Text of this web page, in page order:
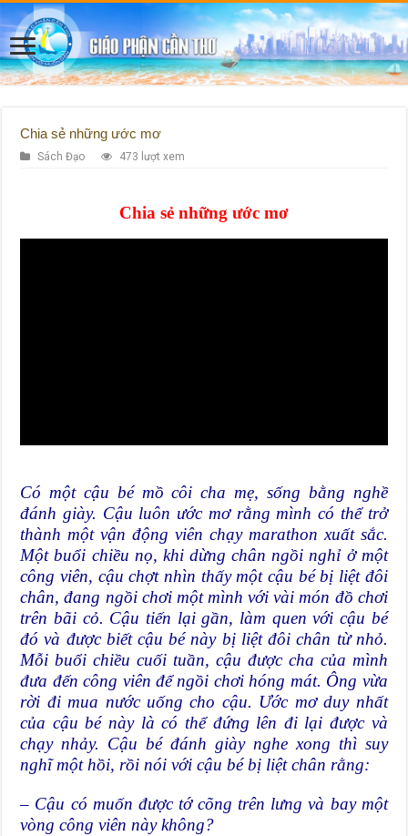
Chia sẻ những ước mơ
Sách Đạo 473 lượt xem
Chia sẻ những ước mơ
Có một cậu bé mồ côi cha mẹ, sống bằng nghề
đánh giày. Cậu luôn ước mơ rằng mình có thể trở
thành một vận động viên chạy marathon xuất sắc.
Một buổi chiều nọ, khi dừng chân ngồi nghỉ ở một
công viên, cậu chợt nhìn thấy một cậu bé bị liệt đôi
chân, đang ngồi chơi một mình với vài món đồ chơi
trên bãi cỏ. Cậu tiến lại gần, làm quen với cậu bé
đó và được biết cậu bé này bị liệt đôi chân từ nhỏ.
Mỗi buổi chiều cuối tuần, cậu được cha của mình
đưa đến công viên để ngồi chơi hóng mát. Ông vừa
rời đi mua nước uống cho cậu. Ước mơ duy nhất
của cậu bé này là có thể đứng lên đi lại được và
chạy nhảy. Cậu bé đánh giày nghe xong thì suy
nghĩ một hồi, rồi nói với cậu bé bị liệt chân rằng:
– Cậu có muốn được tớ cõng trên lưng và bay một
vòng công viên này không?